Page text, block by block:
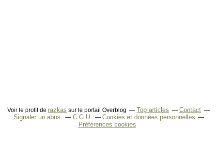
Voir le profil de razkas sur le portail Overblog Top articles
Contact
Signaler un abus
C.G.U.
Cookies et données personnelles
Préférences cookies